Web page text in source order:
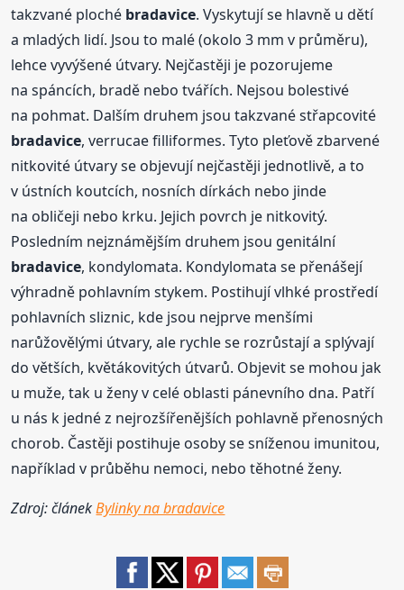
takzvané ploché bradavice. Vyskytují se hlavně u dětí
a mladých lidí. Jsou to malé (okolo 3 mm v průměru),
lehce vyvýšené útvary. Nejčastěji je pozorujeme
na spáncích, bradě nebo tvářích. Nejsou bolestivé
na pohmat. Dalším druhem jsou takzvané střapcovité
bradavice, verrucae filliformes. Tyto pleťově zbarvené
nitkovité útvary se objevují nejčastěji jednotlivě, a to
v ústních koutcích, nosních dírkách nebo jinde
na obličeji nebo krku. Jejich povrch je nitkovitý.
Posledním nejznámějším druhem jsou genitální
bradavice, kondylomata. Kondylomata se přenášejí
výhradně pohlavním stykem. Postihují vlhké prostředí
pohlavních sliznic, kde jsou nejprve menšími
narůžovělými útvary, ale rychle se rozrůstají a splývají
do větších, květákovitých útvarů. Objevit se mohou jak
u muže, tak u ženy v celé oblasti pánevního dna. Patří
u nás k jedné z nejrozšířenějších pohlavně přenosných
chorob. Častěji postihuje osoby se sníženou imunitou,
například v průběhu nemoci, nebo těhotné ženy.
Zdroj: článekBylinky na bradavice